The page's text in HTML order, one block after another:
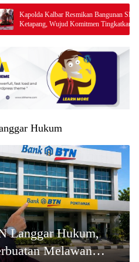
Kalbar Resmikan Bangunan SPKT Polres
Wujud Komitmen Tingkatkan Pelayanan
Hukum
Langgar Hukum,
Melawan